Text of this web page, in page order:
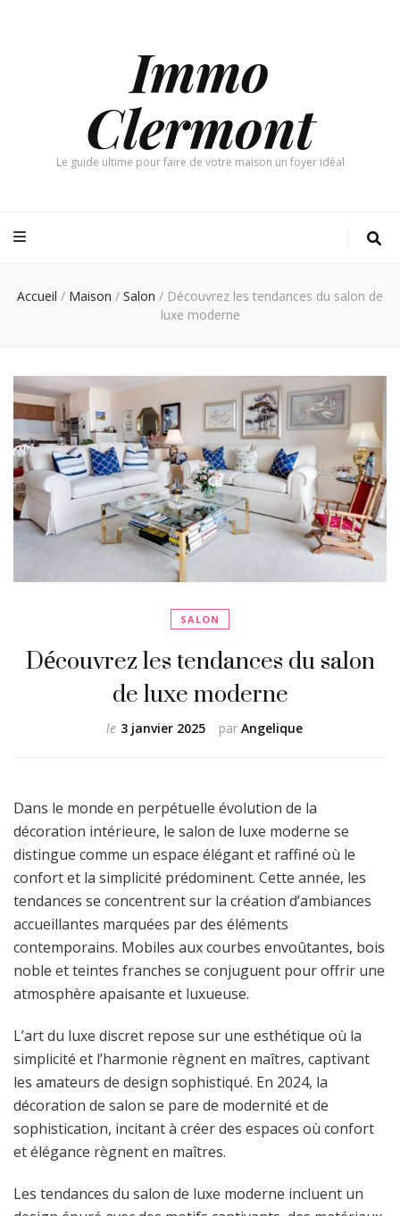
Immo
Clermont
Le guide ultime pour faire de votre maison un foyer idéal
Accueil / Maison / Salon / Découvrez les tendances du salon de
luxe moderne
SALON
Découvrez les tendances du salon
de luxe moderne
par Angelique
le 3 janvier 2025
Dans le monde en perpétuelle évolution de la
décoration intérieure, le salon de luxe moderne se
distingue comme un espace élégant et raffiné où le
confort et la simplicité prédominent. Cette année, les
tendances se concentrent sur la création d’ambiances
accueillantes marquées par des éléments
contemporains. Mobiles aux courbes envoûtantes, bois
noble et teintes franches se conjuguent pour offrir une
atmosphère apaisante et luxueuse.
L’art du luxe discret repose sur une esthétique où la
simplicité et l’harmonie règnent en maîtres, captivant
les amateurs de design sophistiqué. En 2024, la
décoration de salon se pare de modernité et de
sophistication, incitant à créer des espaces où confort
et élégance règnent en maîtres.
Les tendances du salon de luxe moderne incluent un